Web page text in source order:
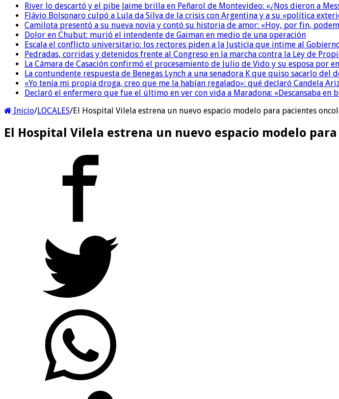
River lo descartó y el pibe Jaime brilla en Peñarol de Montevideo: «¿Nos dieron a
Flávio Bolsonaro culpó a Lula da Silva de la crisis con Argentina y a su «política
Camilota presentó a su nueva novia y contó su historia de amor: «Hoy, por fin,
Dolor en Chubut: murió el intendente de Gaiman en medio de una operación
Escala el conflicto universitario: los rectores piden a la Justicia que intime al
Pedradas, corridas y detenidos frente al Congreso en la marcha contra la Ley de
La Cámara de Casación confirmó el procesamiento de Julio de Vido y su esposa por
La contundente respuesta de Benegas Lynch a una senadora K que quiso sacarlo
«Yo tenía mi propia droga, creo que me la habían regalado»: qué declaró Candela
Declaró el enfermero que fue el último en ver con vida a Maradona: «Descansaba en
Inicio/LOCALES/El Hospital Vilela estrena un nuevo espacio modelo para pacientes
El Hospital Vilela estrena un nuevo espacio modelo